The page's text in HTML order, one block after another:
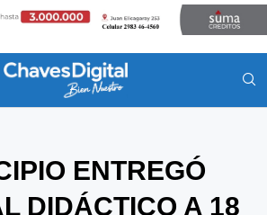
ENTREGÓ
DIDÁCTICO A 18